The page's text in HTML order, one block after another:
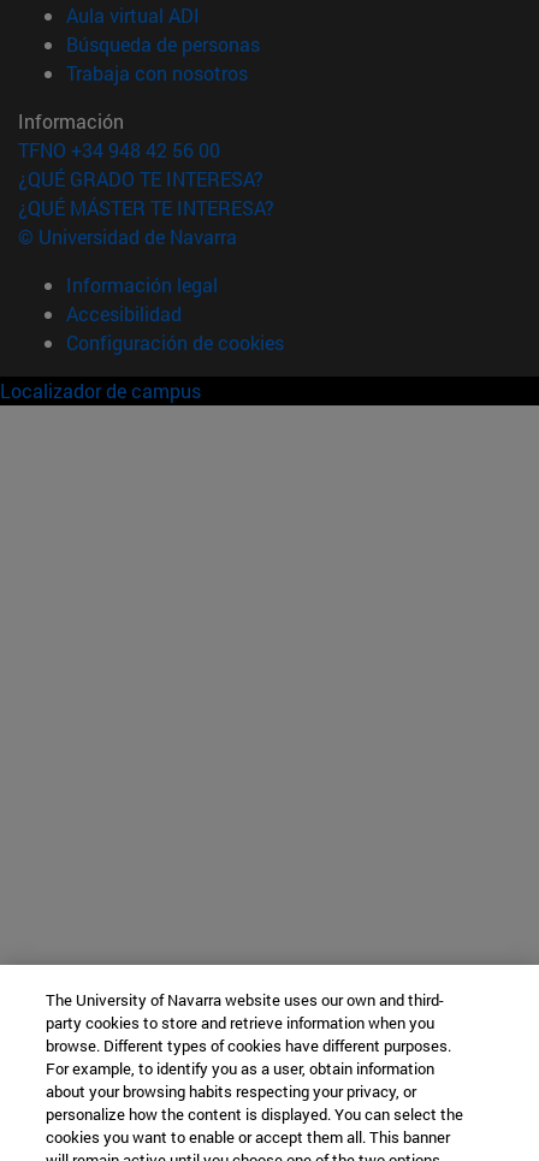
Aula virtual ADI
Búsqueda de personas(abre en nueva ventana)
Trabaja con nosotros(abre en nueva ventana)
Información
TFNO +34 948 42 56 00
¿QUÉ GRADO TE INTERESA?
¿QUÉ MÁSTER TE INTERESA?
© Universidad de Navarra
Información legal
Accesibilidad
Configuración de cookies
Localizador de campus
The University of Navarra website uses our own and third-
party cookies to store and retrieve information when you
browse. Different types of cookies have different purposes.
For example, to identify you as a user, obtain information
about your browsing habits respecting your privacy, or
personalize how the content is displayed. You can select the
cookies you want to enable or accept them all. This banner